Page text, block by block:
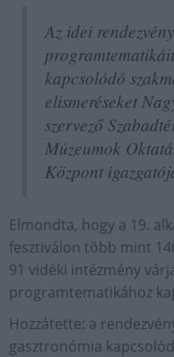
Az idei
kapcsolódó
elismeréseket
szervező
Múzeumok
Központ
Elmondta, hogy a 19.
fesztiválon több mint
91 vidéki intézmény
programtematikához
Hozzátette: a
gasztronómia